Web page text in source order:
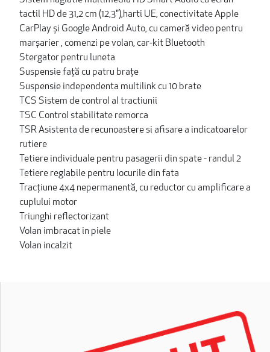
tactil HD de 31,2 cm (12,3"),harti UE, conectivitate Apple
CarPlay și Google Android Auto, cu cameră video pentru
marșarier , comenzi pe volan, car-kit Bluetooth
Stergator pentru luneta
Suspensie față cu patru brațe
Suspensie independenta multilink cu 10 brate
TCS Sistem de control al tractiunii
TSC Control stabilitate remorca
TSR Asistenta de recunoastere si afisare a indicatoarelor
rutiere
Tetiere individuale pentru pasagerii din spate - randul 2
Tetiere reglabile pentru locurile din fata
Tracțiune 4x4 nepermanentă, cu reductor cu amplificare a
cuplului motor
Triunghi reflectorizant
Volan imbracat in piele
Volan incalzit